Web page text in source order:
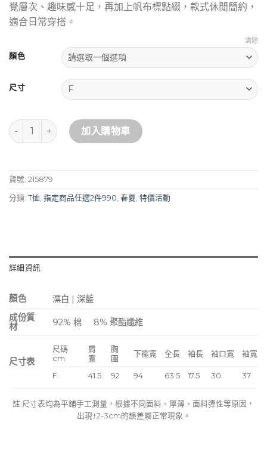
覺層次、趣味感十足，再加上帆布標點綴，款式休閒簡約，
適合日常穿搭。
顏色
尺寸
清除
趣味貼布繡花竹節棉T恤 數量
加入購物車
貨號: 215879
分類: T恤 指定商品任選2件990 春夏 特價活動
詳細資訊
顏色
漂白 | 深藍
成份質
材
92% 棉 8% 聚酯纖維
尺寸表
尺碼
cm
肩
寬
胸
圍
下襬寬 全長 袖長 袖口寬 袖寬
F. 41.5 92 94 63.5 17.5 30 37
註:尺寸表均為平鋪手工測量，根據不同面料、厚薄、面料彈性等原因，
出現±2-3cm的誤差屬正常現象。